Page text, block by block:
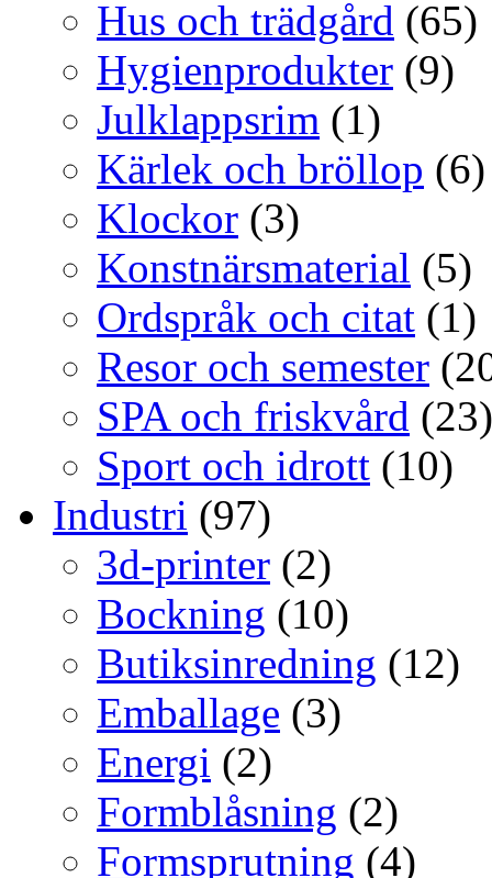
Hus och trädgård (65)
Hygienprodukter (9)
Julklappsrim (1)
Kärlek och bröllop (6)
Klockor (3)
Konstnärsmaterial (5)
Ordspråk och citat (1)
Resor och semester
SPA och friskvård (23)
Sport och idrott (10)
Industri (97)
3d-printer (2)
Bockning (10)
Butiksinredning (12)
Emballage (3)
Energi (2)
Formblåsning (2)
Formsprutning (4)